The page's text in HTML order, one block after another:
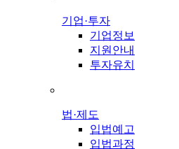
기업·투자
기업정보
지원안내
투자유치
법·제도
입법예고
입법과정